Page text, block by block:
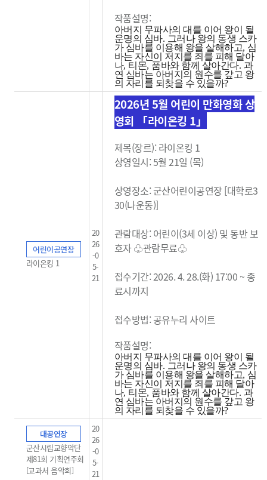
작품설명:
아버지 무파사의 대를 이어 왕이 될
운명의 심바. 그러나 왕의 동생 스카
가 심바를 이용해 왕을 살해하고, 심
바는 자신이 저지를 죄를 피해 달아
나, 티몬, 품바와 함께 살아간다. 과
연 심바는 아버지의 원수를 갚고 왕
의 자리를 되찾을 수 있을까?
어린이공연장
라이온킹 1
20
26
-0
5-
21
2026년 5월 어린이 만화영화 상
영회 「라이온킹 1」
제목(장르): 라이온킹 1
상영일시: 5월 21일 (목)
상영장소: 군산어린이공연장 [대학로3
30(나운동)]
관람대상: 어린이(3세 이상) 및 동반 보
호자 ♧관람무료♧
접수기간: 2026. 4. 28.(화) 17:00 ~ 종
료시까지
접수방법: 공유누리 사이트
작품설명:
아버지 무파사의 대를 이어 왕이 될
운명의 심바. 그러나 왕의 동생 스카
가 심바를 이용해 왕을 살해하고, 심
바는 자신이 저지를 죄를 피해 달아
나, 티몬, 품바와 함께 살아간다. 과
연 심바는 아버지의 원수를 갚고 왕
의 자리를 되찾을 수 있을까?
대공연장
군산시립교향악단
제81회 기획연주회
[교과서 음악회]
20
26
-0
5-
21